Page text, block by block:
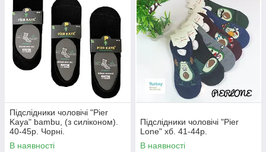
Підслідники чоловічі "Pier
Kaya" bambu, (з силіконом).
40-45р. Чорні.
В наявності
Підслідники чоловічі "Pier
Lone" хб. 41-44р.
В наявності